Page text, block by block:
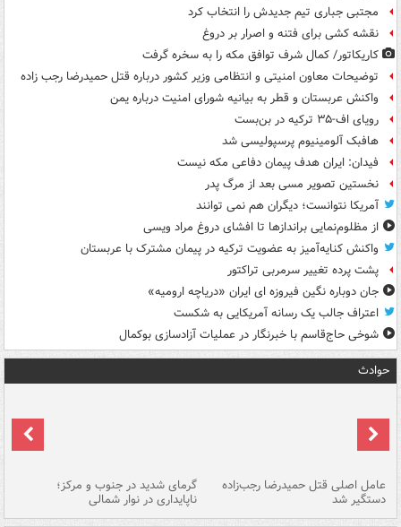
مجتبی جباری تیم جدیدش را انتخاب کرد
نقشه کشی برای فتنه و اصرار بر دروغ
کاریکاتور/ کمال شرف توافق مکه را به سخره گرفت
توضیحات معاون امنیتی و انتظامی وزیر کشور درباره قتل حمیدرضا رجب زاده
واکنش عربستان و قطر به بیانیه شورای امنیت درباره یمن
رویای اف-۳۵ ترکیه در بن‌بست
هافبک آلومینیوم پرسپولیسی شد
فیدان: ایران هدف پیمان دفاعی مکه نیست
نخستین تصویر مسی بعد از مرگ پدر
آمریکا نتوانست؛ دیگران هم نمی توانند
از مظلوم‌نمایی براندازها تا افشای دروغ مراد ویسی
واکنش کنایه‌آمیز به عضویت ترکیه در پیمان مشترک با عربستان
پشت پرده تغییر سرمربی تراکتور
جان دوباره نگین فیروزه ای ایران «دریاچه ارومیه»
اعتراف جالب یک رسانه آمریکایی به شکست
شوخی حاج‌قاسم با خبرنگار در عملیات آزادسازی بوکمال
حوادث
عامل اصلی قتل حمیدرضا رجب‌زاده
دستگیر شد
گرمای شدید در جنوب و مرکز؛
ناپایداری در نوار شمالی